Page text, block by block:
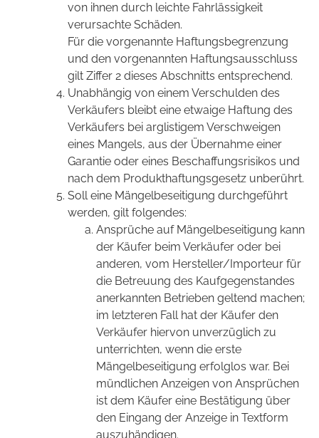
von ihnen durch leichte Fahrlässigkeit
verursachte Schäden.
Für die vorgenannte Haftungsbegrenzung
und den vorgenannten Haftungsausschluss
gilt Ziffer 2 dieses Abschnitts entsprechend.
Unabhängig von einem Verschulden des
Verkäufers bleibt eine etwaige Haftung des
Verkäufers bei arglistigem Verschweigen
eines Mangels, aus der Übernahme einer
Garantie oder eines Beschaffungsrisikos und
nach dem Produkthaftungsgesetz unberührt.
Soll eine Mängelbeseitigung durchgeführt
werden, gilt folgendes:
Ansprüche auf Mängelbeseitigung kann
der Käufer beim Verkäufer oder bei
anderen, vom Hersteller/Importeur für
die Betreuung des Kaufgegenstandes
anerkannten Betrieben geltend machen;
im letzteren Fall hat der Käufer den
Verkäufer hiervon unverzüglich zu
unterrichten, wenn die erste
Mängelbeseitigung erfolglos war. Bei
mündlichen Anzeigen von Ansprüchen
ist dem Käufer eine Bestätigung über
den Eingang der Anzeige in Textform
auszuhändigen.